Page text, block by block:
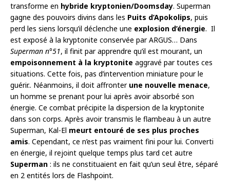
transforme en hybride kryptonien/Doomsday. Superman
gagne des pouvoirs divins dans les Puits d’Apokolips, puis
perd les siens lorsqu’il déclenche une explosion d’énergie. Il
est exposé à la kryptonite conservée par ARGUS… Dans
Superman n°51, il finit par apprendre qu’il est mourant, un
empoisonnement à la kryptonite aggravé par toutes ces
situations. Cette fois, pas d’intervention miniature pour le
guérir.. Néanmoins, il doit affronter une nouvelle menace,
un homme se prenant pour lui après avoir absorbé son
énergie. Ce combat précipite la dispersion de la kryptonite
dans son corps. Après avoir transmis le flambeau à un autre
Superman, Kal-El meurt entouré de ses plus proches
amis. Cependant, ce n’est pas vraiment fini pour lui. Converti
en énergie, il rejoint quelque temps plus tard cet autre
Superman : ils ne constituaient en fait qu’un seul être, séparé
en 2 entités lors de Flashpoint.